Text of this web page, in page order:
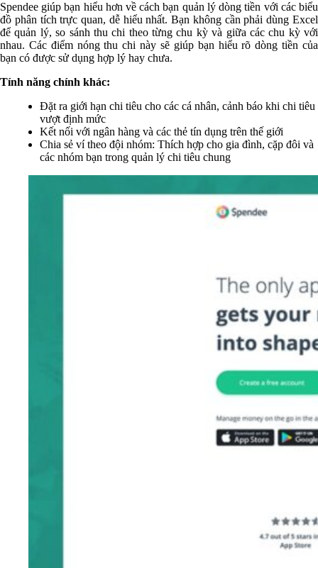
Spendee giúp bạn hiểu hơn về cách bạn quản lý dòng tiền với các biểu
đồ phân tích trực quan, dễ hiểu nhất. Bạn không cần phải dùng Excel
để quản lý, so sánh thu chi theo từng chu kỳ và giữa các chu kỳ với
nhau. Các điểm nóng thu chi này sẽ giúp bạn hiểu rõ dòng tiền của
bạn có được sử dụng hợp lý hay chưa.
Tính năng chính khác:
Đặt ra giới hạn chi tiêu cho các cá nhân, cảnh báo khi chi tiêu
vượt định mức
Kết nối với ngân hàng và các thẻ tín dụng trên thế giới
Chia sẻ ví theo đội nhóm: Thích hợp cho gia đình, cặp đôi và
các nhóm bạn trong quản lý chi tiêu chung